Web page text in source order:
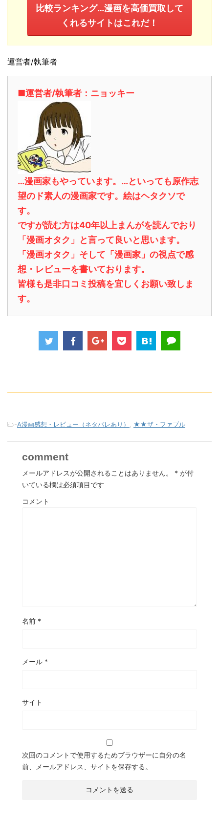
比較ランキング…漫画を高価買取して
くれるサイトはこれだ！
運営者/執筆者
■運営者/執筆者：ニョッキー
…漫画家もやっています。…といっても原作志
望のド素人の漫画家です。絵はヘタクソで
す。
ですが読む方は40年以上まんがを読んでおり
「漫画オタク」と言って良いと思います。
「漫画オタク」そして「漫画家」の視点で感
想・レビューを書いております。
皆様も是非口コミ投稿を宜しくお願い致しま
す。
-A漫画感想・レビュー（ネタバレあり） ★★ザ・ファブル
comment
メールアドレスが公開されることはありません。 * が付
いている欄は必須項目です
コメント
名前 *
メール *
サイト
次回のコメントで使用するためブラウザーに自分の名
前、メールアドレス、サイトを保存する。